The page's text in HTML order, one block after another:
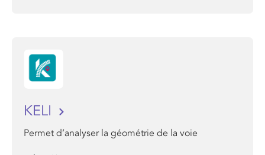
KELI
Permet d’analyser la géométrie de la voie